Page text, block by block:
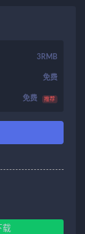
3RMB
免费
免费 推荐
载